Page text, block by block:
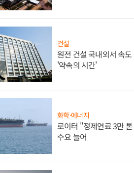
건설
원전 건설 국내외서 속
'약속의 시간'
화학·에너지
로이터 "정제연료 3만
수요 늘어